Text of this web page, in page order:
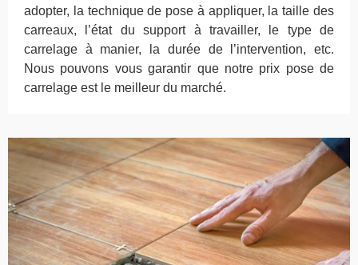
adopter, la technique de pose à appliquer, la taille des
carreaux, l’état du support à travailler, le type de
carrelage à manier, la durée de l’intervention, etc.
Nous pouvons vous garantir que notre prix pose de
carrelage est le meilleur du marché.